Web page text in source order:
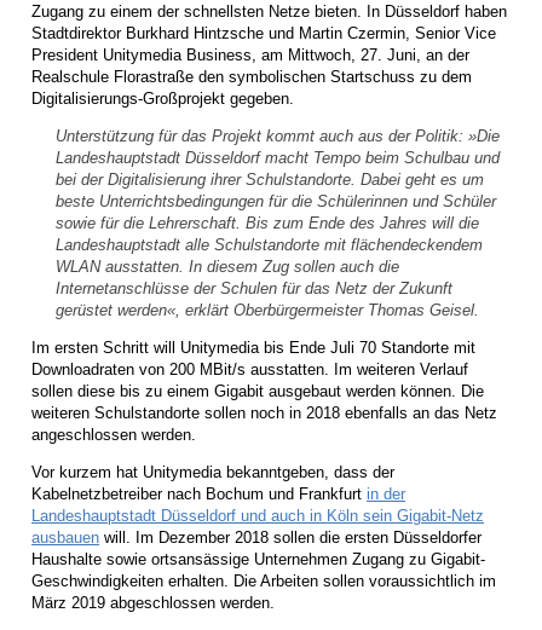
Zugang zu einem der schnellsten Netze bieten. In Düsseldorf haben
Stadtdirektor Burkhard Hintzsche und Martin Czermin, Senior Vice
President Unitymedia Business, am Mittwoch, 27. Juni, an der
Realschule Florastraße den symbolischen Startschuss zu dem
Digitalisierungs-Großprojekt gegeben.
Unterstützung für das Projekt kommt auch aus der Politik: »Die
Landeshauptstadt Düsseldorf macht Tempo beim Schulbau und
bei der Digitalisierung ihrer Schulstandorte. Dabei geht es um
beste Unterrichtsbedingungen für die Schülerinnen und Schüler
sowie für die Lehrerschaft. Bis zum Ende des Jahres will die
Landeshauptstadt alle Schulstandorte mit flächendeckendem
WLAN ausstatten. In diesem Zug sollen auch die
Internetanschlüsse der Schulen für das Netz der Zukunft
gerüstet werden«, erklärt Oberbürgermeister Thomas Geisel.
Im ersten Schritt will Unitymedia bis Ende Juli 70 Standorte mit
Downloadraten von 200 MBit/s ausstatten. Im weiteren Verlauf
sollen diese bis zu einem Gigabit ausgebaut werden können. Die
weiteren Schulstandorte sollen noch in 2018 ebenfalls an das Netz
angeschlossen werden.
Vor kurzem hat Unitymedia bekanntgeben, dass der
Kabelnetzbetreiber nach Bochum und Frankfurt in der
Landeshauptstadt Düsseldorf und auch in Köln sein Gigabit-Netz
ausbauen will. Im Dezember 2018 sollen die ersten Düsseldorfer
Haushalte sowie ortsansässige Unternehmen Zugang zu Gigabit-
Geschwindigkeiten erhalten. Die Arbeiten sollen voraussichtlich im
März 2019 abgeschlossen werden.